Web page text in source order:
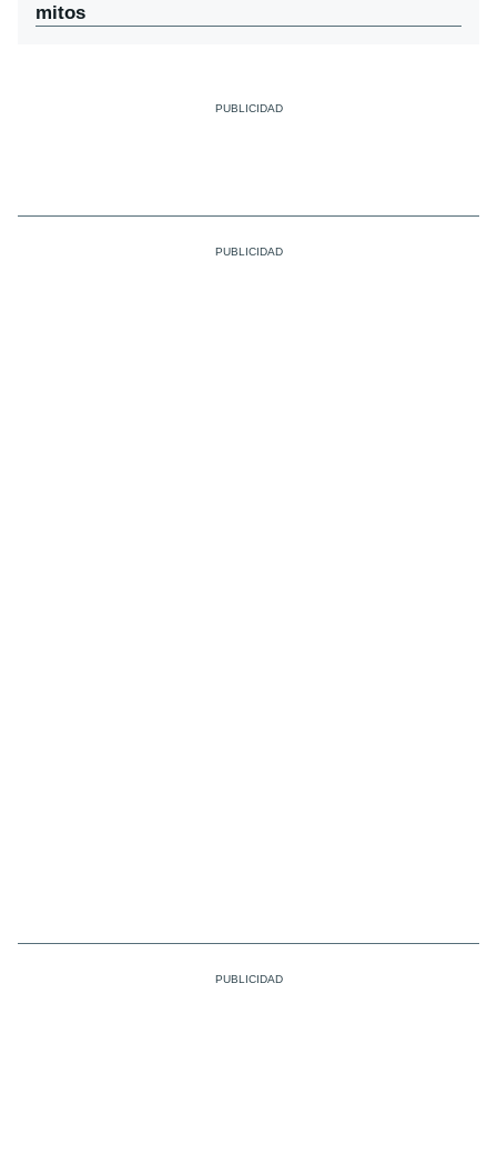
mitos